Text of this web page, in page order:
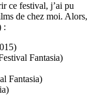
ce festival, j’ai pu
de chez moi. Alors,
:
Fantasia)
Fantasia)